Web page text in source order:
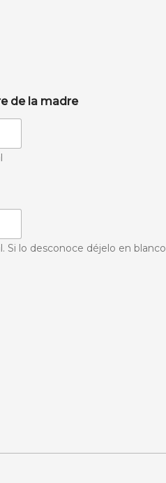
de la madre
Si lo desconoce déjelo en blanco